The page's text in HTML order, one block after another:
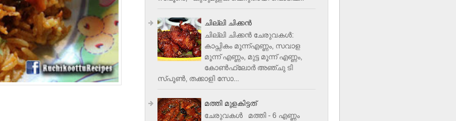
ചില്ലി ചിക്കൻ
ചില്ലി ചിക്കൻ ചേരുവകള്‍:
കാപ്സികം മൂന്ന്എണ്ണം, സവാള
മൂന്ന് എണ്ണം, മുട്ട മൂന്ന് എണ്ണം,
കോണ്‍ഫ്ലോര്‍ അഞ്ചു ടി
സ്പൂണ്‍, തക്കാളി സോ...
മത്തി മുളകിട്ടത്
ചേരുവകൾ മത്തി - 6 എണ്ണം